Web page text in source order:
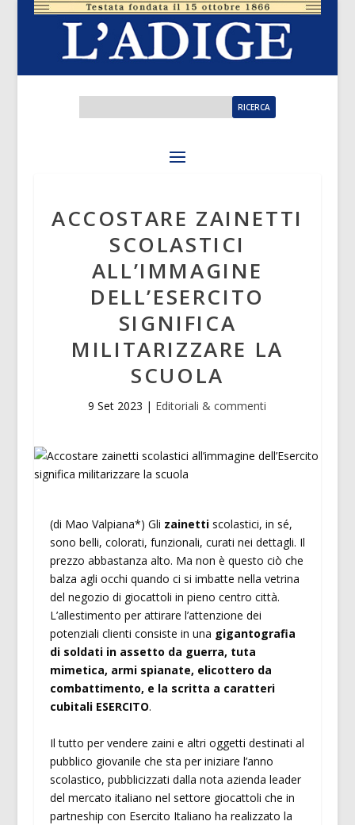
ACCOSTARE ZAINETTI
SCOLASTICI
ALL’IMMAGINE
DELL’ESERCITO
SIGNIFICA
MILITARIZZARE LA
SCUOLA
9 Set 2023 | Editoriali & commenti
(di Mao Valpiana*) Gli zainetti scolastici, in sé,
sono belli, colorati, funzionali, curati nei dettagli. Il
prezzo abbastanza alto. Ma non è questo ciò che
balza agli occhi quando ci si imbatte nella vetrina
del negozio di giocattoli in pieno centro città.
L’allestimento per attirare l’attenzione dei
potenziali clienti consiste in una gigantografia
di soldati in assetto da guerra, tuta
mimetica, armi spianate, elicottero da
combattimento, e la scritta a caratteri
cubitali ESERCITO.
Il tutto per vendere zaini e altri oggetti destinati al
pubblico giovanile che sta per iniziare l’anno
scolastico, pubblicizzati dalla nota azienda leader
del mercato italiano nel settore giocattoli che in
partneship con Esercito Italiano ha realizzato la